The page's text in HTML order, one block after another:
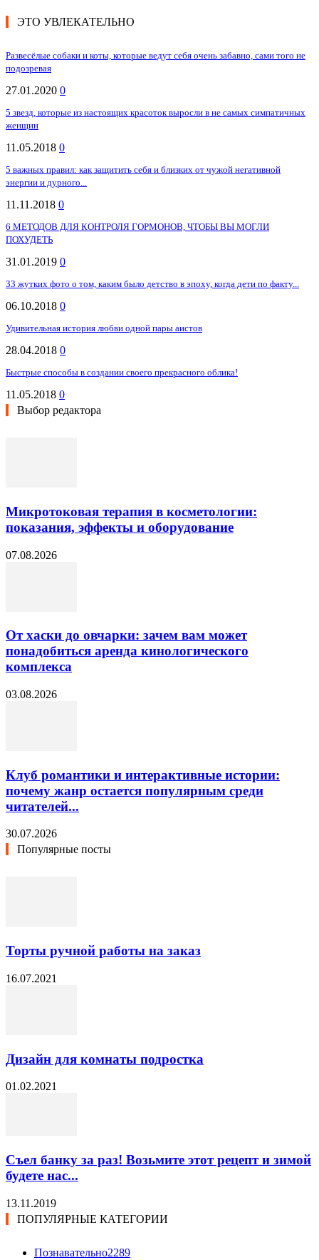
ЭТО УВЛЕКАТЕЛЬНО
Развесёлые собаки и коты, которые ведут себя очень забавно, сами того не
подозревая
27.01.2020 0
5 звезд, которые из настоящих красоток выросли в не самых симпатичных
женщин
11.05.2018 0
5 важных правил: как защитить себя и близких от чужой негативной
энергии и дурного...
11.11.2018 0
6 МЕТОДОВ ДЛЯ КОНТРОЛЯ ГОРМОНОВ, ЧТОБЫ ВЫ МОГЛИ
ПОХУДЕТЬ
31.01.2019 0
33 жутких фото о том, каким было детство в эпоху, когда дети по факту...
06.10.2018 0
Удивительная история любви одной пары аистов
28.04.2018 0
Быстрые способы в создании своего прекрасного облика!
11.05.2018 0
Выбор редактора
Микротоковая терапия в косметологии:
показания, эффекты и оборудование
07.08.2026
От хаски до овчарки: зачем вам может
понадобиться аренда кинологического
комплекса
03.08.2026
Клуб романтики и интерактивные истории:
почему жанр остается популярным среди
читателей...
30.07.2026
Популярные посты
Торты ручной работы на заказ
16.07.2021
Дизайн для комнаты подростка
01.02.2021
Съел банку за раз! Возьмите этот рецепт и зимой
будете нас...
13.11.2019
ПОПУЛЯРНЫЕ КАТЕГОРИИ
Познавательно2289